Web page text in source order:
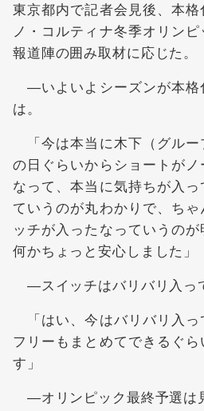
東京都内で記者会見後、本
ノ・コルティナ冬季オリンピ
報道陣の囲み取材に応じた。
―いよいよシーズンが本格
は。
「今は本当に木下（グル
の日ぐらいからショートが
なって、本当に気持ちが入
ていうのが丸わかりで、ち
ッチが入ったなっていうのが
何かちょっと安心しました」
―スイッチはバリバリ入っ
「はい、今はバリバリ入っ
フリーもまとめてできるぐ
す」
―オリンピック最終予選は